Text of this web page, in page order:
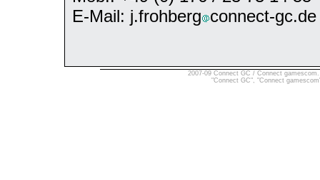
E-Mail: j.frohberg connect-gc.de
2007-09 Connect GC / Connect
"Connect GC", "Connect